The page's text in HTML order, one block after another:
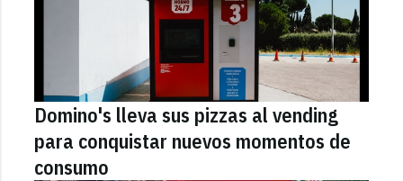
Domino's lleva sus pizzas al vending
para conquistar nuevos momentos de
consumo